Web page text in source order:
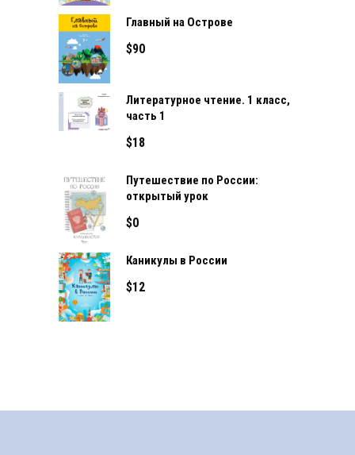
Главный на Острове
$90
Литературное чтение. 1 класс,
часть 1
$18
Путешествие по России:
открытый урок
$0
Каникулы в России
$12